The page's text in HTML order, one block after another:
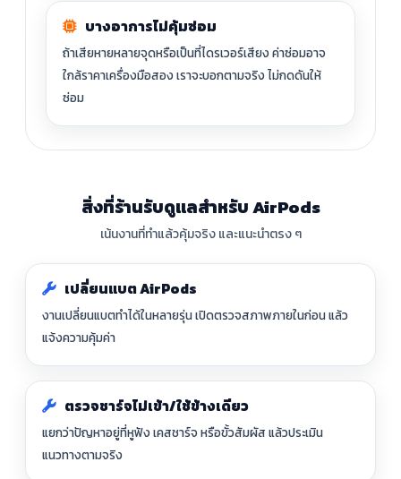
บางอาการไม่คุ้มซ่อม
ถ้าเสียหายหลายจุดหรือเป็นที่ไดรเวอร์เสียง ค่าซ่อมอาจ
ใกล้ราคาเครื่องมือสอง เราจะบอกตามจริง ไม่กดดันให้
ซ่อม
สิ่งที่ร้านรับดูแลสำหรับ AirPods
เน้นงานที่ทำแล้วคุ้มจริง และแนะนำตรง ๆ
เปลี่ยนแบต AirPods
งานเปลี่ยนแบตทำได้ในหลายรุ่น เปิดตรวจสภาพภายในก่อน แล้ว
แจ้งความคุ้มค่า
ตรวจชาร์จไม่เข้า/ใช้ข้างเดียว
แยกว่าปัญหาอยู่ที่หูฟัง เคสชาร์จ หรือขั้วสัมผัส แล้วประเมิน
แนวทางตามจริง